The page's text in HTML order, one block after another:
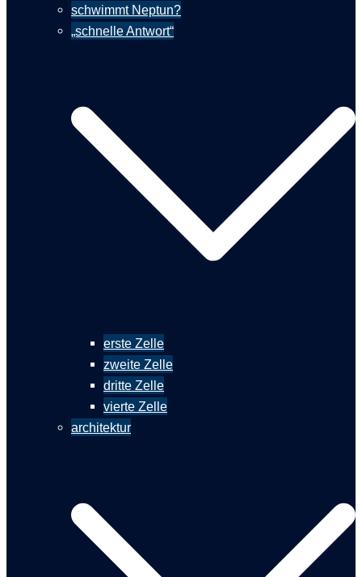
schwimmt Neptun?
„schnelle Antwort“
erste Zelle
zweite Zelle
dritte Zelle
vierte Zelle
architektur